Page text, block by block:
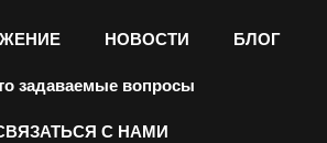
НОВОСТИ БЛОГ
задаваемые вопросы
С НАМИ